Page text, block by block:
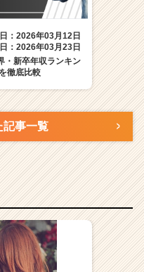
：2026年03月12日
：2026年03月23日
・新卒年収ランキン
徹底比較
記事一覧